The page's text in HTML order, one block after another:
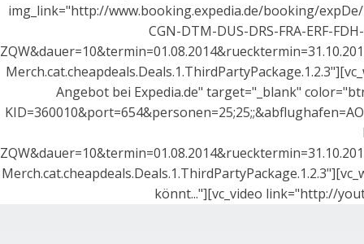
img_link="http://www.booking.expedia.de/booking/expDe/
CGN-DTM-DUS-DRS-FRA-ERF-
Angebot bei Expedia.de" target="_blank"
könnt..."][vc_video link="http://